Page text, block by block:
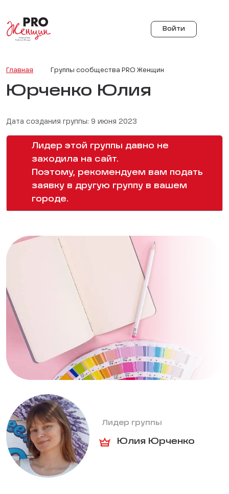
Войти
Главная Группы сообщества PRO Женщин
Юрченко Юлия
Дата создания группы: 9 июня 2023
Лидер этой группы давно не
заходила на сайт.
Поэтому, рекомендуем вам подать
заявку в другую группу в вашем
городе.
Лидер группы
Юлия Юрченко